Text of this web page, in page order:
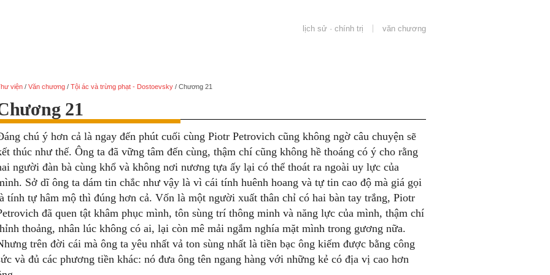
lịch sử · chính trị văn chương
viện / Văn chương / Tội ác và trừng phạt - Dostoevsky / Chương 21
21
chú ý hơn cả là ngay đến phút cuối cùng Piotr Petrovich cũng không ngờ câu chuyện sẽ
thúc như thế. Ông ta đã vững tâm đến cùng, thậm chí cũng không hề thoáng có ý cho rằng
người đàn bà cùng khổ và không nơi nương tựa ấy lại có thể thoát ra ngoài uy lực của
Sở dĩ ông ta dám tin chắc như vậy là vì cái tính huênh hoang và tự tin cao độ mà giá gọi
tính tự hâm mộ thì đúng hơn cả. Vốn là một người xuất thân chỉ có hai bàn tay trắng, Piotr
đã quen tật khâm phục mình, tôn sùng trí thông minh và năng lực của mình, thậm chí
thoảng, nhân lúc không có ai, lại còn mê mải ngắm nghía mặt mình trong gương nữa.
trên đời cái mà ông ta yêu nhất vả ton sùng nhất là tiền bạc ông kiếm được bằng công
và đủ các phương tiền khác: nó đưa ông tên ngang hàng với những kẻ có địa vị cao hơn